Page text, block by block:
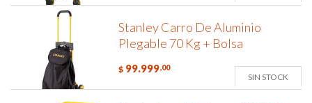
Stanley Carro De Aluminio
Plegable 70 Kg + Bolsa
$ 99.999,00
SIN STOCK